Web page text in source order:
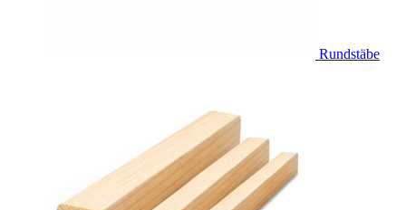
Rundstäbe